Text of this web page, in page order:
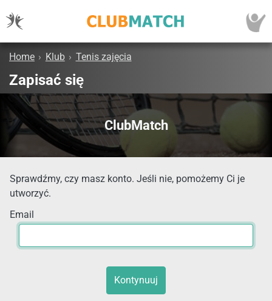
Home › Klub › Tenis zajęcia
Zapisać się
ClubMatch
Sprawdźmy, czy masz konto. Jeśli nie, pomożemy Ci je
utworzyć.
Email
Kontynuuj